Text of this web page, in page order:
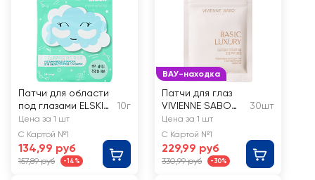
Патчи для области
под глазами ELSKIN
увлажняющие
10г
Цена за 1 шт
С Картой №1
134,99 руб
157,89 руб -14%
ВАУ-находка
Патчи для глаз
VIVIENNE SABO
Basic Luxury
Кофеиновые с
противоотечным
эффектом
30шт
Цена за 1 шт
С Картой №1
229,99 руб
330,99 руб -30%